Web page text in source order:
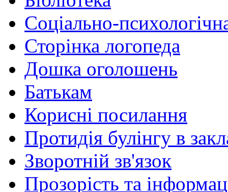
Соціально-
Сторінка логопеда
Дошка оголошень
Батькам
Корисні посилання
Протидія булінгу в
Зворотній зв'язок
Прозорість та